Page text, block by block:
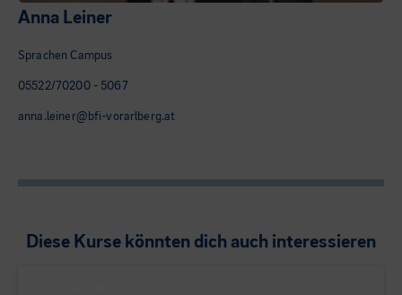
Anna Leiner
Sprachen Campus
05522/70200 - 5067
anna.leiner@bfi-vorarlberg.at
Diese Kurse könnten dich auch interessieren